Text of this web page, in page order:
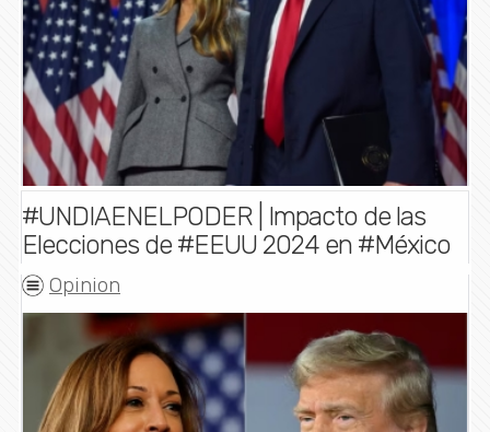
#UNDIAENELPODER | Impacto de las
Elecciones de #EEUU 2024 en #México
Opinion